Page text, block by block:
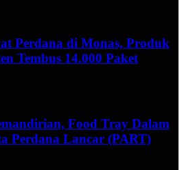
Perdana di Monas, Produk
Tembus 14.000 Paket
Food Tray Dalam
Perdana Lancar (PART)